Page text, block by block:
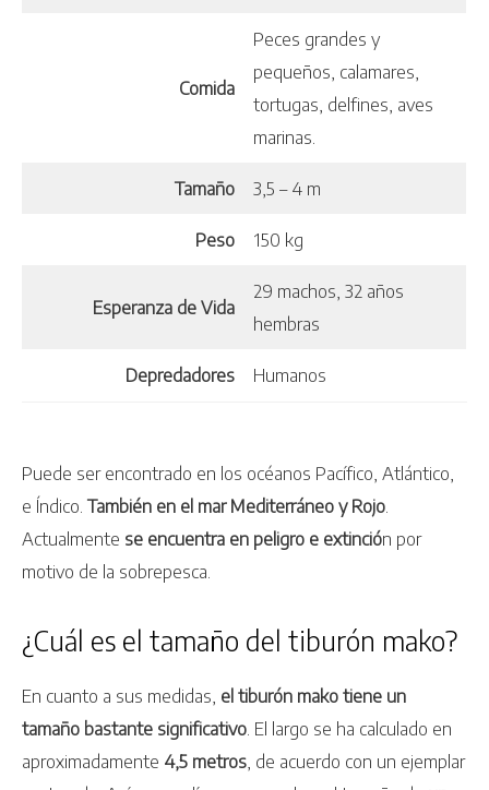
Comida
Peces grandes y
pequeños, calamares,
tortugas, delfines, aves
marinas.
Tamaño 3,5 – 4 m
Peso 150 kg
Esperanza de Vida
29 machos, 32 años
hembras
Depredadores Humanos
Puede ser encontrado en los océanos Pacífico, Atlántico,
e Índico. También en el mar Mediterráneo y Rojo
Actualmente se encuentra en peligro e extinción por
motivo de la sobrepesca.
¿Cuál es el tamaño del tiburón mako?
En cuanto a sus medidas, el tiburón mako tiene un
tamaño bastante significativo. El largo se ha calculado en
aproximadamente 4,5 metros, de acuerdo con un ejemplar